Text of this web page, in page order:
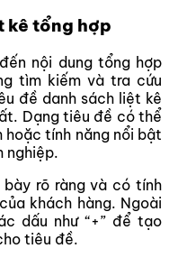
kê tổng hợp
nội dung tổng hợp
tìm kiếm và tra cứu
đề danh sách liệt kê
Dạng tiêu đề có thể
tính năng nổi bật
nghiệp.
rõ ràng và có tính
khách hàng. Ngoài
dấu như “+” để tạo
tiêu đề.